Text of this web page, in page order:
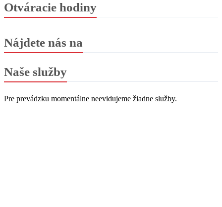
Otváracie hodiny
Nájdete nás na
Naše služby
Pre prevádzku momentálne neevidujeme žiadne služby.